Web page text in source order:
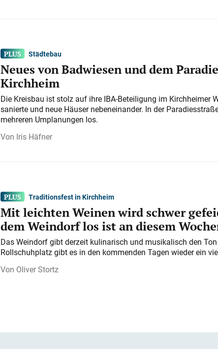
Städtebau
Neues von Badwiesen und dem
Kirchheim
Die Kreisbau ist stolz auf ihre IBA-Beteiligung im Kirchheimer
sanierte und neue Häuser nebeneinander. In der
mehreren Umplanungen los.
Iris Häfner
Traditionsfest in Kirchheim
Mit leichten Weinen wird schwer
dem Weindorf los ist an diesem
Das Weindorf gibt derzeit kulinarisch und musikalisch den
Rollschuhplatz gibt es in den kommenden Tagen wieder ein
Oliver Stortz